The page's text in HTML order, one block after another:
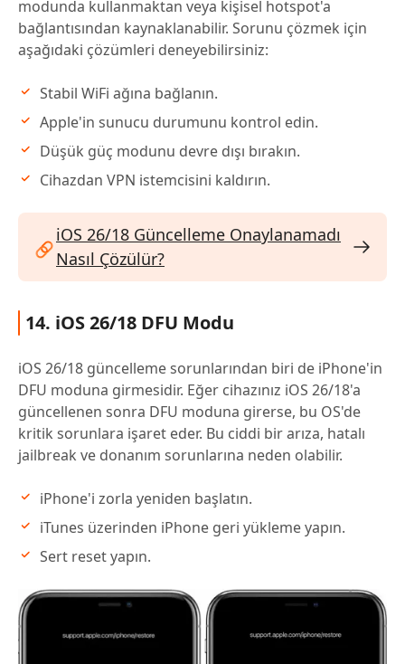
modunda kullanmaktan veya kişisel hotspot'a
bağlantısından kaynaklanabilir. Sorunu çözmek için
aşağıdaki çözümleri deneyebilirsiniz:
Stabil WiFi ağına bağlanın.
Apple'in sunucu durumunu kontrol edin.
Düşük güç modunu devre dışı bırakın.
Cihazdan VPN istemcisini kaldırın.
iOS 26/18 Güncelleme Onaylanamadı
Nasıl Çözülür?
14. iOS 26/18 DFU Modu
iOS 26/18 güncelleme sorunlarından biri de iPhone'in
DFU moduna girmesidir. Eğer cihazınız iOS 26/18'a
güncellenen sonra DFU moduna girerse, bu OS'de
kritik sorunlara işaret eder. Bu ciddi bir arıza, hatalı
jailbreak ve donanım sorunlarına neden olabilir.
iPhone'i zorla yeniden başlatın.
iTunes üzerinden iPhone geri yükleme yapın.
Sert reset yapın.